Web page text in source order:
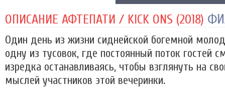
ОПИСАНИЕ АФТЕПАТИ / KICK ONS (2018)
Один день из жизни сиднейской богемной
одну из тусовок, где постоянный поток гостей
изредка останавливаясь, чтобы взглянуть на
мыслей участников этой вечеринки.